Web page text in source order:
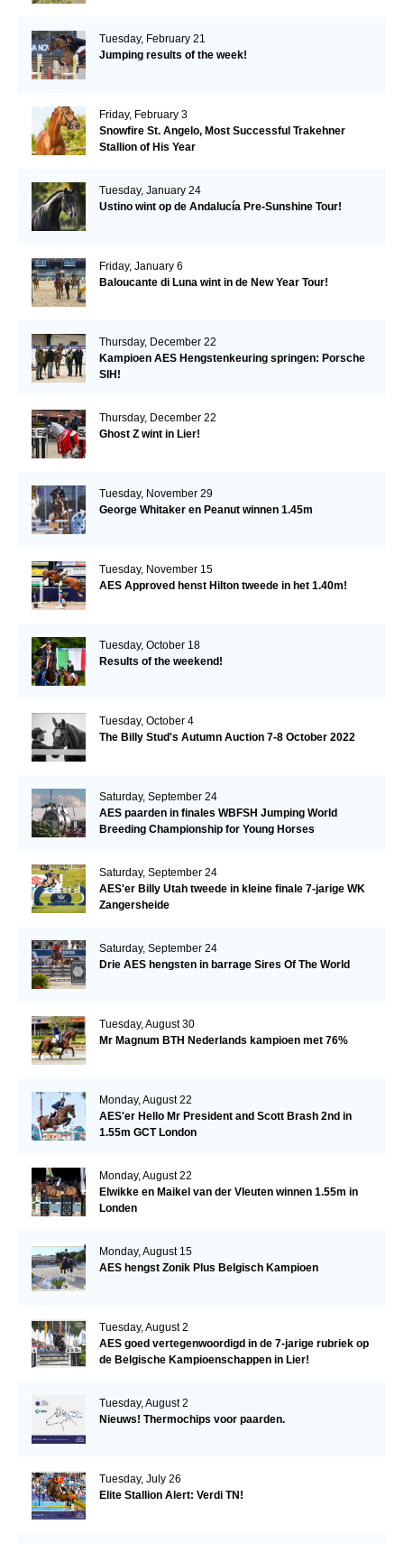
Tuesday, February 21
Jumping results of the week!
Friday, February 3
Snowfire St. Angelo, Most Successful Trakehner
Stallion of His Year
Tuesday, January 24
Ustino wint op de Andalucía Pre-Sunshine Tour!
Friday, January 6
Baloucante di Luna wint in de New Year Tour!
Thursday, December 22
Kampioen AES Hengstenkeuring springen: Porsche
SIH!
Thursday, December 22
Ghost Z wint in Lier!
Tuesday, November 29
George Whitaker en Peanut winnen 1.45m
Tuesday, November 15
AES Approved henst Hilton tweede in het 1.40m!
Tuesday, October 18
Results of the weekend!
Tuesday, October 4
The Billy Stud's Autumn Auction 7-8 October 2022
Saturday, September 24
AES paarden in finales WBFSH Jumping World
Breeding Championship for Young Horses
Saturday, September 24
AES'er Billy Utah tweede in kleine finale 7-jarige WK
Zangersheide
Saturday, September 24
Drie AES hengsten in barrage Sires Of The World
Tuesday, August 30
Mr Magnum BTH Nederlands kampioen met 76%
Monday, August 22
AES'er Hello Mr President and Scott Brash 2nd in
1.55m GCT London
Monday, August 22
Elwikke en Maikel van der Vleuten winnen 1.55m in
Londen
Monday, August 15
AES hengst Zonik Plus Belgisch Kampioen
Tuesday, August 2
AES goed vertegenwoordigd in de 7-jarige rubriek op
de Belgische Kampioenschappen in Lier!
Tuesday, August 2
Nieuws! Thermochips voor paarden.
Tuesday, July 26
Elite Stallion Alert: Verdi TN!